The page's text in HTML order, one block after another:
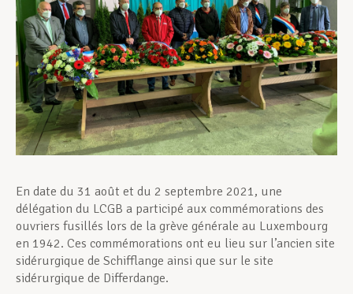
Devenir Membre
Actualités
En date du 31 août et du 2 septembre 2021, une
délégation du LCGB a participé aux commémorations des
ouvriers fusillés lors de la grève générale au Luxembourg
en 1942. Ces commémorations ont eu lieu sur l’ancien site
sidérurgique de Schifflange ainsi que sur le site
sidérurgique de Differdange.